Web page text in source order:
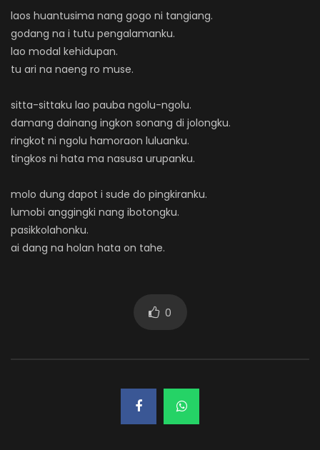
laos huantusima nang gogo ni tangiang.
godang na i tutu pengalamanku.
lao modal kehidupan.
tu ari na naeng ro muse.
sitta-sittaku lao pauba ngolu-ngolu.
damang dainang ingkon sonang di jolongku.
ringkot ni ngolu hamoraon luluanku.
tingkos ni hata ma nasusa urupanku.
molo dung dapot i sude do pingkiranku.
lumobi anggingki nang ibotongku.
pasikkolahonku.
ai dang na holan hata on tahe.
0